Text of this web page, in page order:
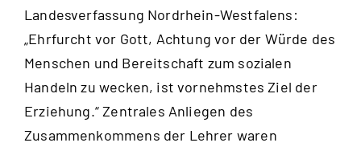
Landesverfassung Nordrhein-Westfalens:
„Ehrfurcht vor Gott, Achtung vor der Würde des
Menschen und Bereitschaft zum sozialen
Handeln zu wecken, ist vornehmstes Ziel der
Erziehung.“ Zentrales Anliegen des
Zusammenkommens der Lehrer waren